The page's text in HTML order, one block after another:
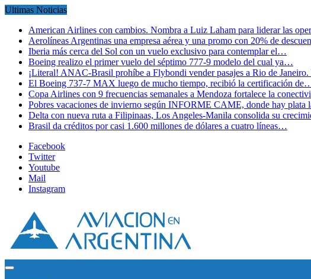
Ultimas Noticias
American Airlines con cambios. Nombra a Luiz Laham para liderar las
Aerolíneas Argentinas una empresa aérea y una promo con 20% de
Iberia más cerca del Sol con un vuelo exclusivo para contemplar el…
Boeing realizo el primer vuelo del séptimo 777-9 modelo del cual ya…
¡Literal! ANAC-Brasil prohíbe a Flybondi vender pasajes a Rio de
El Boeing 737-7 MAX luego de mucho tiempo, recibió la certificación
Copa Airlines con 9 frecuencias semanales a Mendoza fortalece la
Pobres vacaciones de invierno según INFORME CAME, donde hay plata
Delta con nueva ruta a Filipinaas, Los Angeles-Manila consolida su
Brasil da créditos por casi 1.600 millones de dólares a cuatro líneas…
Facebook
Twitter
Youtube
Mail
Instagram